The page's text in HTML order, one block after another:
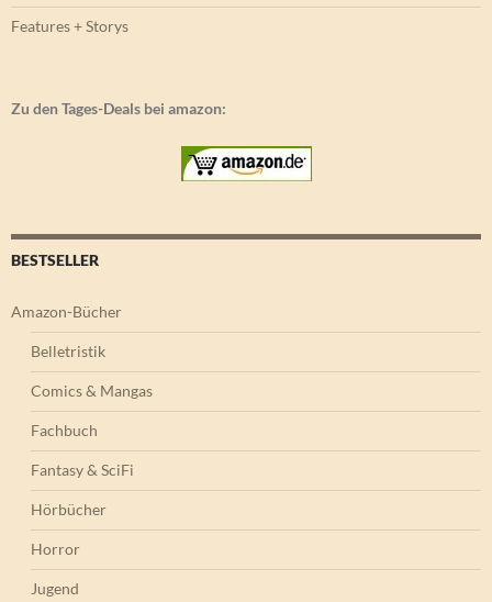
Features + Storys
Zu den Tages-Deals bei amazon:
BESTSELLER
Amazon-Bücher
Belletristik
Comics & Mangas
Fachbuch
Fantasy & SciFi
Hörbücher
Horror
Jugend